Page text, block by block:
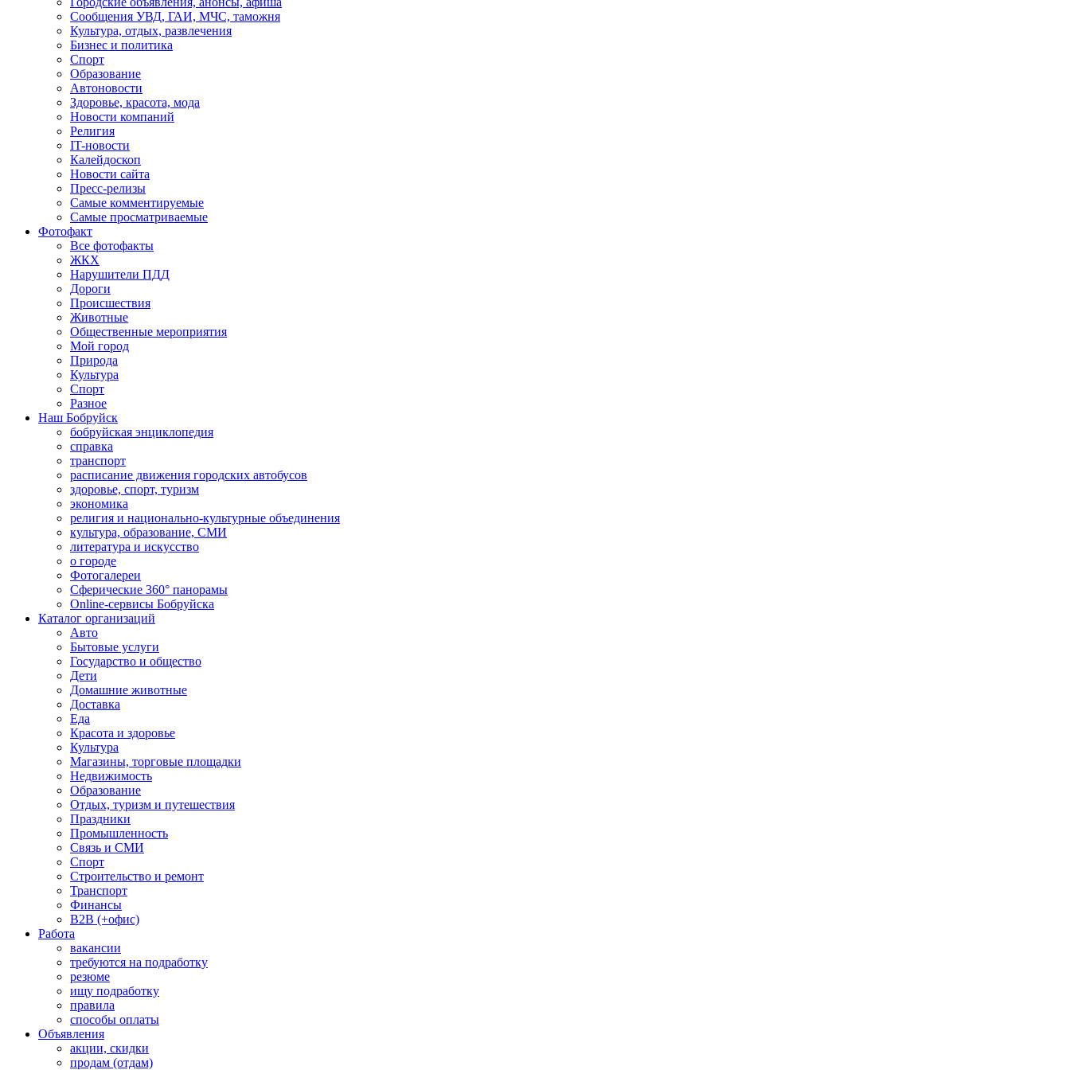
Сообщения УВД, ГАИ, МЧС, таможня
Культура, отдых, развлечения
Бизнес и политика
Спорт
Образование
Автоновости
Здоровье, красота, мода
Новости компаний
Религия
IT-новости
Калейдоскоп
Новости сайта
Пресс-релизы
Самые комментируемые
Самые просматриваемые
Фотофакт
Все фотофакты
ЖКХ
Нарушители ПДД
Дороги
Происшествия
Животные
Общественные мероприятия
Мой город
Природа
Культура
Спорт
Разное
Наш Бобруйск
бобруйская энциклопедия
справка
транспорт
расписание движения городских автобусов
здоровье, спорт, туризм
экономика
религия и национально-культурные объединения
культура, образование, СМИ
литература и искусство
о городе
Фотогалереи
Сферические 360° панорамы
Online-сервисы Бобруйска
Каталог организаций
Авто
Бытовые услуги
Государство и общество
Дети
Домашние животные
Доставка
Еда
Красота и здоровье
Культура
Магазины, торговые площадки
Недвижимость
Образование
Отдых, туризм и путешествия
Праздники
Промышленность
Связь и СМИ
Спорт
Строительство и ремонт
Транспорт
Финансы
B2B (+офис)
Работа
вакансии
требуются на подработку
резюме
ищу подработку
правила
способы оплаты
Объявления
акции, скидки
продам (отдам)